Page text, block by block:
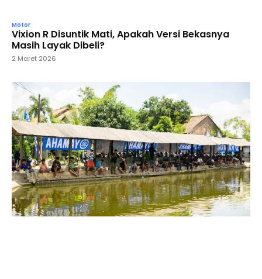
Motor
Vixion R Disuntik Mati, Apakah Versi Bekasnya
Masih Layak Dibeli?
2 Maret 2026